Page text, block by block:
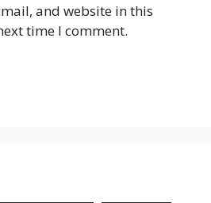
and website in this
time I comment.